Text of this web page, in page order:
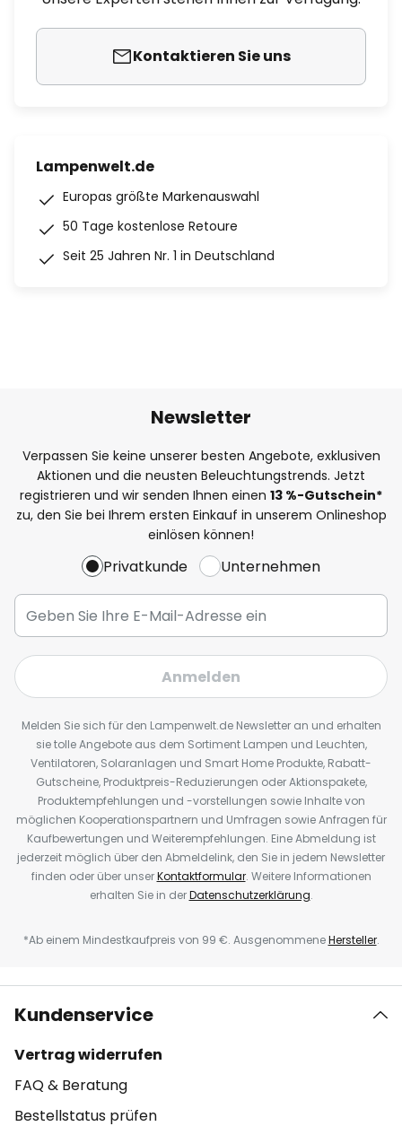
Kontaktieren Sie uns
Lampenwelt.de
Europas größte Markenauswahl
50 Tage kostenlose Retoure
Seit 25 Jahren Nr. 1 in Deutschland
Newsletter
Verpassen Sie keine unserer besten Angebote, exklusiven
Aktionen und die neusten Beleuchtungstrends. Jetzt
registrieren und wir senden Ihnen einen 13 %-Gutschein*
zu, den Sie bei Ihrem ersten Einkauf in unserem Onlineshop
einlösen können!
Privatkunde Unternehmen
Anmelden
Melden Sie sich für den Lampenwelt.de Newsletter an und erhalten
sie tolle Angebote aus dem Sortiment Lampen und Leuchten,
Ventilatoren, Solaranlagen und Smart Home Produkte, Rabatt-
Gutscheine, Produktpreis-Reduzierungen oder Aktionspakete,
Produktempfehlungen und -vorstellungen sowie Inhalte von
möglichen Kooperationspartnern und Umfragen sowie Anfragen für
Kaufbewertungen und Weiterempfehlungen. Eine Abmeldung ist
jederzeit möglich über den Abmeldelink, den Sie in jedem Newsletter
finden oder über unserKontaktformular. Weitere Informationen
erhalten Sie in derDatenschutzerklärung.
*Ab einem Mindestkaufpreis von 99 €. AusgenommeneHersteller.
Kundenservice
Vertrag widerrufen
FAQ & Beratung
Bestellstatus prüfen